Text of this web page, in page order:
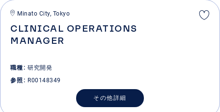
CLINICAL OPERATIONS
MANAGER
Minato City, Tokyo
職種 研究開発
参照
R00148349
その他詳細